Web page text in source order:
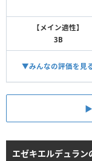
【メイン適性】
3B
▼みんなの評価を見
▶︎
エゼキエルデュラン